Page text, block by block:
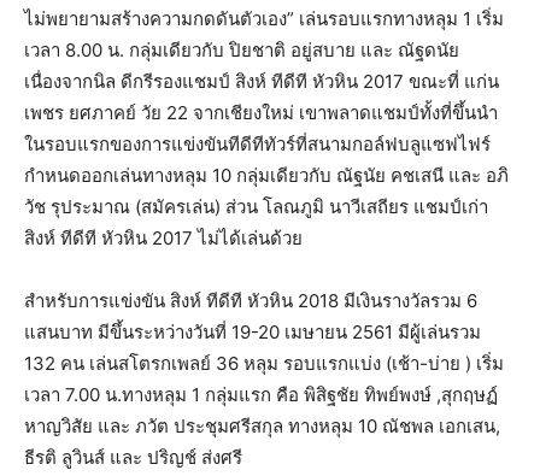
ไม่พยายามสร้างความกดดันตัวเอง” เล่นรอบแรกทางหลุม 1 เริ่ม
เวลา 8.00 น. กลุ่มเดียวกับ ปิยชาติ อยู่สบาย และ ณัฐดนัย
เนื่องจากนิล ดีกรีรองแชมป์ สิงห์ ทีดีที หัวหิน 2017 ขณะที่ แก่น
เพชร ยศภาคย์ วัย 22 จากเชียงใหม่ เขาพลาดแชมป์ทั้งที่ขึ้นนำ
ในรอบแรกของการแข่งขันทีดีทีทัวร์ที่สนามกอล์ฟบลูแซฟไฟร์
กำหนดออกเล่นทางหลุม 10 กลุ่มเดียวกับ ณัฐนัย คชเสนี และ อภิ
วัช รุประมาณ (สมัครเล่น) ส่วน โลณภูมิ นาวีเสถียร แชมป์เก่า
สิงห์ ทีดีที หัวหิน 2017 ไม่ได้เล่นด้วย
สำหรับการแข่งขัน สิงห์ ทีดีที หัวหิน 2018 มีเงินรางวัลรวม 6
แสนบาท มีขึ้นระหว่างวันที่ 19-20 เมษายน 2561 มีผู้เล่นรวม
132 คน เล่นสโตรกเพลย์ 36 หลุม รอบแรกแบ่ง (เช้า-บ่าย ) เริ่ม
เวลา 7.00 น.ทางหลุม 1 กลุ่มแรก คือ พิสิฐชัย ทิพย์พงษ์ ,สุกฤษฏ์
หาญวิสัย และ ภวัต ประชุมศรีสกุล ทางหลุม 10 ณัชพล เอกเสน,
ธีรติ ลูวินส์ และ ปริญช์ ส่งศรี